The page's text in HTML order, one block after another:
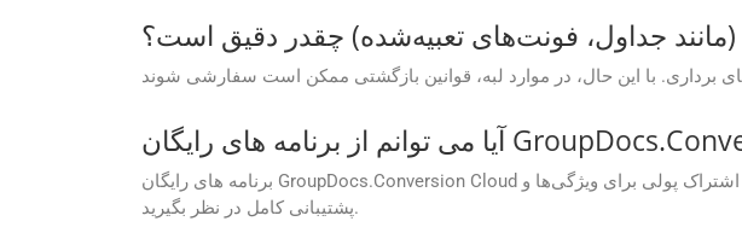
(مانند جداول، فونت‌های تعبیه‌شده) چقدر دقیق است؟
برنامه های رایگان GroupDocs.Conversion Cloud در درجه اول برای اهداف ارزیابی و آزمایش هستند. برای استفاده تجاری، ارتقاء را به یک طرح اشتراک پولی برای ویژگی‌ها و
پشتیبانی کامل در نظر بگیرید.